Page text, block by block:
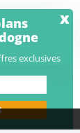
exclusives
x